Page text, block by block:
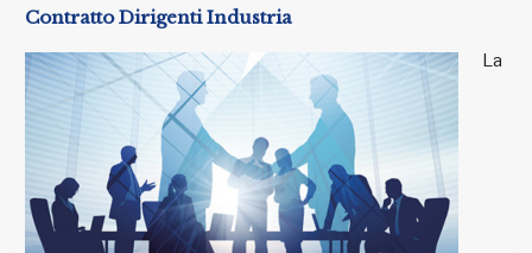
Contratto Dirigenti Industria
La